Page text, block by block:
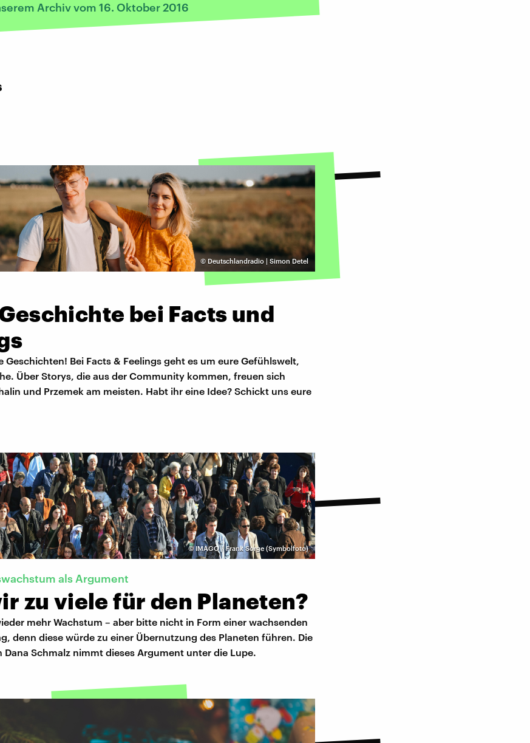
Archiv vom 16. Oktober 2016
© Deutschlandradio | Simon Detel
bei Facts und
Geschichten! Bei Facts & Feelings geht es um eure Gefühlswelt,
Über Storys, die aus der Community kommen, freuen sich
und Przemek am meisten. Habt ihr eine Idee? Schickt uns eure
© IMAGO / Frank Sorge (Symbolfoto)
als Argument
zu viele für den Planeten?
mehr Wachstum – aber bitte nicht in Form einer wachsenden
denn diese würde zu einer Übernutzung des Planeten führen. Die
Dana Schmalz nimmt dieses Argument unter die Lupe.